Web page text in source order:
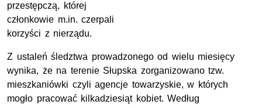
przestępczą, której
członkowie m.in. czerpali
korzyści z nierządu.
Z ustaleń śledztwa prowadzonego od wielu miesięcy
wynika, że na terenie Słupska zorganizowano tzw.
mieszkaniówki czyli agencje towarzyskie, w których
mogło pracować kilkadziesiąt kobiet. Według